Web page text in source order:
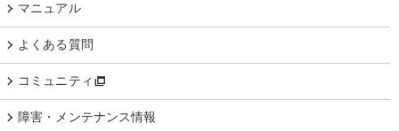
マニュアル
よくある質問
コミュニティ
障害・メンテナンス情報